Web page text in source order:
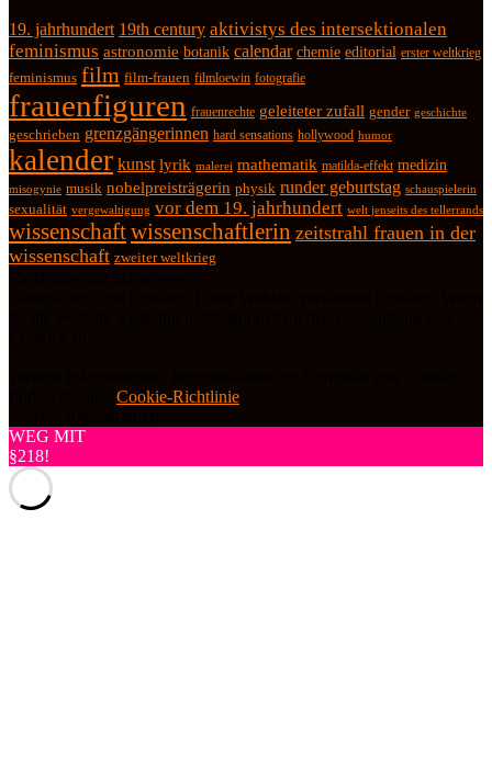
19. jahrhundert 19th century aktivistys des intersektionalen
feminismus astronomie botanik calendar chemie editorial erster weltkrieg
feminismus film film-frauen filmloewin fotografie
frauenfiguren frauenrechte geleiteter zufall gender geschichte
geschrieben grenzgängerinnen hard sensations hollywood humor
kalender kunst lyrik malerei mathematik matilda-effekt medizin
misogynie musik nobelpreisträgerin physik runder geburtstag schauspielerin
sexualität vergewaltigung vor dem 19. jahrhundert welt jenseits des tellerrands
wissenschaftwissenschaftlerin zeitstrahl frauen in der
wissenschaft zweiter weltkrieg
Cookie-Richtlinie
WEG MIT
§218!